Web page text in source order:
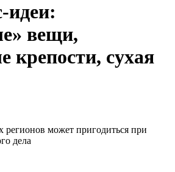
идеи:
вещи,
крепости, сухая
регионов может пригодиться при
дела